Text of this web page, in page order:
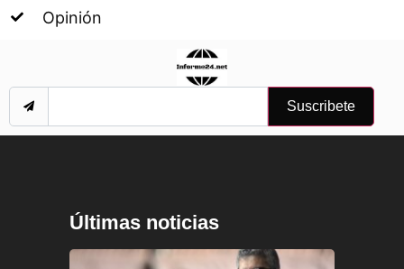
Opinión
Suscribete
Últimas noticias